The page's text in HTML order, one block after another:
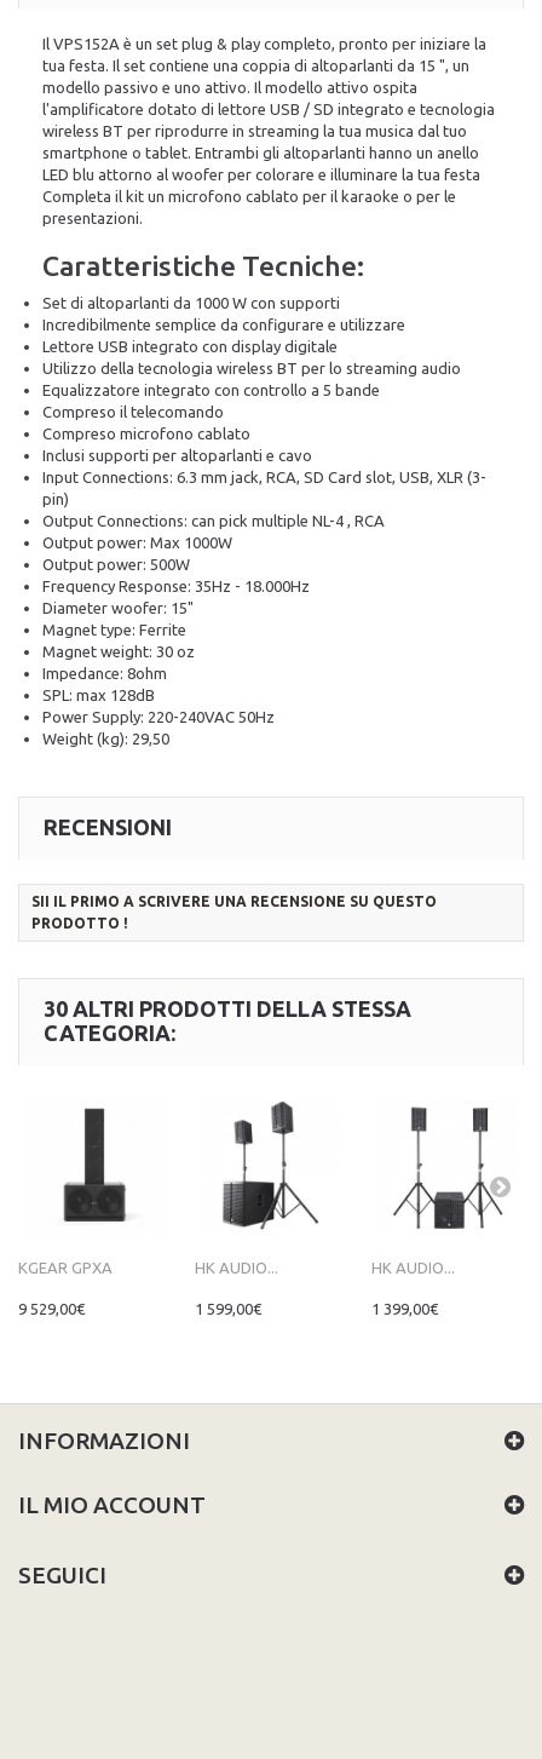
Il VPS152A è un set plug & play completo, pronto per iniziare la
tua festa. Il set contiene una coppia di altoparlanti da 15 ", un
modello passivo e uno attivo. Il modello attivo ospita
l'amplificatore dotato di lettore USB / SD integrato e tecnologia
wireless BT per riprodurre in streaming la tua musica dal tuo
smartphone o tablet. Entrambi gli altoparlanti hanno un anello
LED blu attorno al woofer per colorare e illuminare la tua festa
Completa il kit un microfono cablato per il karaoke o per le
presentazioni.
Caratteristiche Tecniche:
Set di altoparlanti da 1000 W con supporti
Incredibilmente semplice da configurare e utilizzare
Lettore USB integrato con display digitale
Utilizzo della tecnologia wireless BT per lo streaming audio
Equalizzatore integrato con controllo a 5 bande
Compreso il telecomando
Compreso microfono cablato
Inclusi supporti per altoparlanti e cavo
Input Connections: 6.3 mm jack, RCA, SD Card slot, USB, XLR (3-
pin)
Output Connections: can pick multiple NL-4 , RCA
Output power: Max 1000W
Output power: 500W
Frequency Response: 35Hz - 18.000Hz
Diameter woofer: 15"
Magnet type: Ferrite
Magnet weight: 30 oz
Impedance: 8ohm
SPL: max 128dB
Power Supply: 220-240VAC 50Hz
Weight (kg): 29,50
RECENSIONI
SII IL PRIMO A SCRIVERE UNA RECENSIONE SU QUESTO
PRODOTTO !
30 ALTRI PRODOTTI DELLA STESSA
CATEGORIA:
KGEAR GPXA
9 529,00€
HK AUDIO...
1 599,00€
HK AUDIO...
1 399,00€
INFORMAZIONI
IL MIO ACCOUNT
SEGUICI